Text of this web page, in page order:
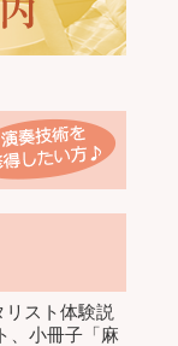
スト体験説
、小冊子「麻